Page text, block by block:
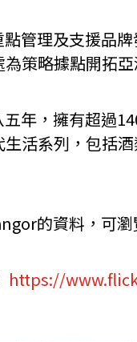
管理及支援品
策略據點開拓
年，擁有超過
活系列，包括
的資料，可瀏
https://